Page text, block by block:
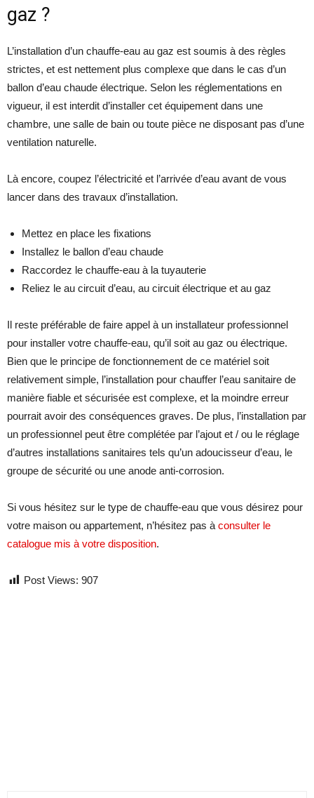
gaz ?
L’installation d’un chauffe-eau au gaz est soumis à des règles
strictes, et est nettement plus complexe que dans le cas d’un
ballon d’eau chaude électrique. Selon les réglementations en
vigueur, il est interdit d’installer cet équipement dans une
chambre, une salle de bain ou toute pièce ne disposant pas d’une
ventilation naturelle.
Là encore, coupez l’électricité et l’arrivée d’eau avant de vous
lancer dans des travaux d’installation.
Mettez en place les fixations
Installez le ballon d’eau chaude
Raccordez le chauffe-eau à la tuyauterie
Reliez le au circuit d’eau, au circuit électrique et au gaz
Il reste préférable de faire appel à un installateur professionnel
pour installer votre chauffe-eau, qu’il soit au gaz ou électrique.
Bien que le principe de fonctionnement de ce matériel soit
relativement simple, l’installation pour chauffer l’eau sanitaire de
manière fiable et sécurisée est complexe, et la moindre erreur
pourrait avoir des conséquences graves. De plus, l’installation par
un professionnel peut être complétée par l’ajout et / ou le réglage
d’autres installations sanitaires tels qu’un adoucisseur d’eau, le
groupe de sécurité ou une anode anti-corrosion.
Si vous hésitez sur le type de chauffe-eau que vous désirez pour
votre maison ou appartement, n’hésitez pas à consulter le
catalogue mis à votre disposition.
Post Views: 907